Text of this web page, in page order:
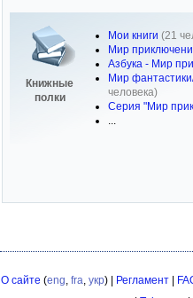
Книжные
полки
Мои книги (21
Мир
Азбука - Мир
Мир
человека)
Серия "Мир
...
О сайте (eng, fra, укр) | Регламент|